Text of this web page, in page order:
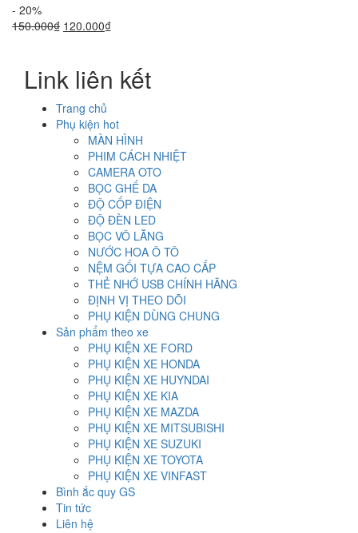
- 20%
150.000₫ Giá
150.000₫.
120.000₫Giá
là:
120.000₫.
Link liên kết
Trang chủ
Phụ kiện hot
MÀN HÌNH
PHIM CÁCH NHIỆT
CAMERA OTO
BỌC GHẾ DA
ĐỘ CỐP ĐIỆN
ĐỘ ĐÈN LED
BỌC VÔ LĂNG
NƯỚC HOA Ô TÔ
NỆM GỐI TỰA CAO CẤP
THẺ NHỚ USB CHÍNH HÃNG
ĐỊNH VỊ THEO DÕI
PHỤ KIỆN DÙNG CHUNG
Sản phẩm theo xe
PHỤ KIỆN XE FORD
PHỤ KIỆN XE HONDA
PHỤ KIỆN XE HUYNDAI
PHỤ KIỆN XE KIA
PHỤ KIỆN XE MAZDA
PHỤ KIỆN XE MITSUBISHI
PHỤ KIỆN XE SUZUKI
PHỤ KIỆN XE TOYOTA
PHỤ KIỆN XE VINFAST
Bình ắc quy GS
Tin tức
Liên hệ